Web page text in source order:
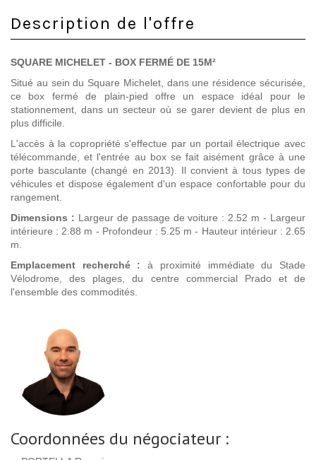
Description de l'offre
SQUARE MICHELET - BOX FERMÉ DE 15M²
Situé au sein du Square Michelet, dans une résidence sécurisée,
ce box fermé de plain-pied offre un espace idéal pour le
stationnement, dans un secteur où se garer devient de plus en
plus difficile.
L'accès à la copropriété s'effectue par un portail électrique avec
télécommande, et l'entrée au box se fait aisément grâce à une
porte basculante (changé en 2013). Il convient à tous types de
véhicules et dispose également d'un espace confortable pour du
rangement.
Dimensions : Largeur de passage de voiture : 2.52 m - Largeur
intérieure : 2.88 m - Profondeur : 5.25 m - Hauteur intérieur : 2.65
m.
Emplacement recherché : à proximité immédiate du Stade
Vélodrome, des plages, du centre commercial Prado et de
l'ensemble des commodités.
Coordonnées du négociateur :